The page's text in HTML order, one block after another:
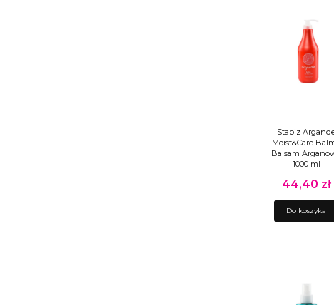
Stapiz
Moist&Care
Balsam
1000 ml
Cena
44,40 zł
Do koszyka